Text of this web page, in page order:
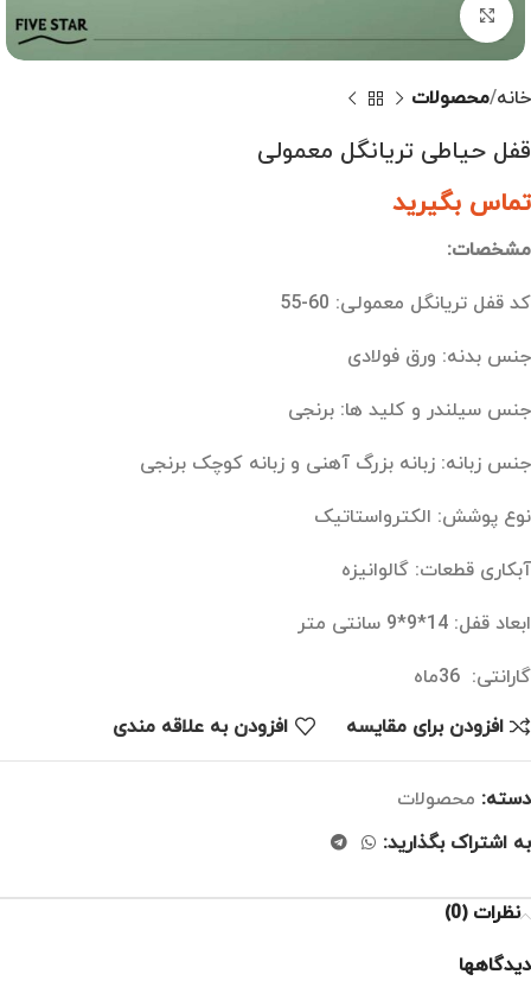
بزرگنمایی تصویر
خانه محصولات
قفل حیاطی تریانگل معمولی
تماس بگیرید
مشخصات:
کد قفل تریانگل معمولی: 60-55
جنس بدنه: ورق فولادی
جنس سیلندر و کلید ها: برنجی
جنس زبانه: زبانه بزرگ آهنی و زبانه کوچک برنجی
نوع پوشش: الکترواستاتیک
آبکاری قطعات: گالوانیزه
ابعاد قفل: 14*9*9 سانتی متر
گارانتی: 36ماه
افزودن برای مقایسه
افزودن به علاقه مندی
دسته: محصولات
به اشتراک بگذارید:
نظرات (0)
دیدگاهها